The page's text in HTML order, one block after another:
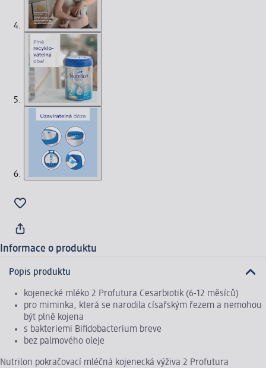
Informace o produktu
Popis produktu
kojenecké mléko 2 Profutura Cesarbiotik (6-12 měsíců)
pro miminka, která se narodila císařským řezem a nemohou
být plně kojena
s bakteriemi Bifidobacterium breve
bez palmového oleje
Nutrilon pokračovací mléčná kojenecká výživa 2 Profutura